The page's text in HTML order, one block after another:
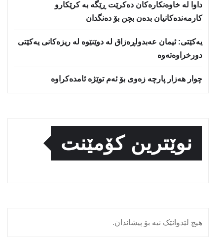
داوا لە خاوەنکارەکان دەکرێت ڕێگە بە کرێکارو
کارمەندەکانیان بدەن بچن بۆ دەنگدان
یه‌كێتی: ئیمان عه‌بدولڕه‌زاق له‌ دوێنێوه‌ له‌ ریزه‌كانی یه‌كێتی
دورخراوه‌ته‌وه‌
چوار هەزار پارچە زەوی بۆ ئەم توێژە ئامدەکراوە
نوێترین کۆمێنت
هیچ لێدوانێک نیە بۆ پیشاندان.